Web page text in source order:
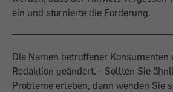
ein und stornierte die Forderung.
Die Namen betroffener Konsumenten
Redaktion geändert. - Sollten Sie
Probleme erleben, dann wenden Sie